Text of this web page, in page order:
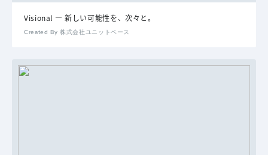
Visional ― 新しい可能性を、次々と。
Created By 株式会社ユニットベース